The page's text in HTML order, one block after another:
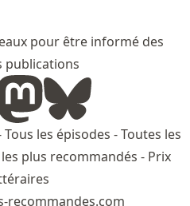
pour être informé des
publications
Tous les épisodes -Toutes les
plus recommandés - Prix
recommandes.com